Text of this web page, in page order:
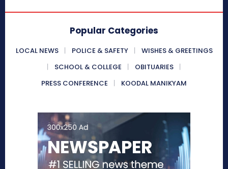
Popular Categories
LOCAL NEWS POLICE & SAFETY
WISHES & GREETINGS
SCHOOL & COLLEGE
OBITUARIES
PRESS CONFERENCE
KOODAL MANIKYAM